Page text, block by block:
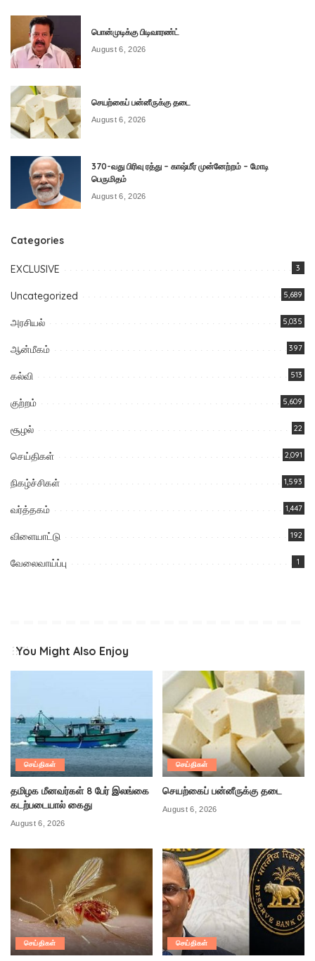
பொன்முடிக்கு பிடிவாரண்ட்
August 6, 2026
செயற்கைப் பன்னீருக்கு தடை
August 6, 2026
370-வது பிரிவு ரத்து – காஷ்மீர் முன்னேற்றம் – மோடி
பெருமிதம்
August 6, 2026
Categories
EXCLUSIVE 3
Uncategorized 5,689
அரசியல் 5,035
ஆன்மீகம் 397
கல்வி 513
குற்றம் 5,609
சூழல் 22
செய்திகள் 2,091
நிகழ்ச்சிகள் 1,593
வர்த்தகம் 1,447
விளையாட்டு 192
வேலைவாய்ப்பு 1
You Might Also Enjoy
செய்திகள்
தமிழக மீனவர்கள் 8 பேர் இலங்கை
கடற்படையால் கைது
August 6, 2026
செய்திகள்
செயற்கைப் பன்னீருக்கு தடை
August 6, 2026
செய்திகள் செய்திகள்